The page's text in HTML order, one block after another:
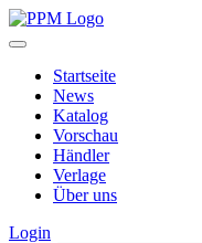
Startseite
News
Katalog
Vorschau
Händler
Verlage
Über uns
Login